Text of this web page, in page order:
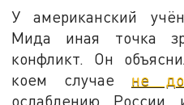
У американский
Мида иная точка
конфликт. Он
коем случае не
ослаблению